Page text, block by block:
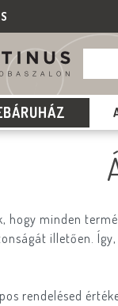
hogy minden
illetően.
rendelésed